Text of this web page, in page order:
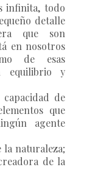
infinita, todo
detalle
que son
en nosotros
de esas
equilibrio y
de
que
agente
la naturaleza;
de la